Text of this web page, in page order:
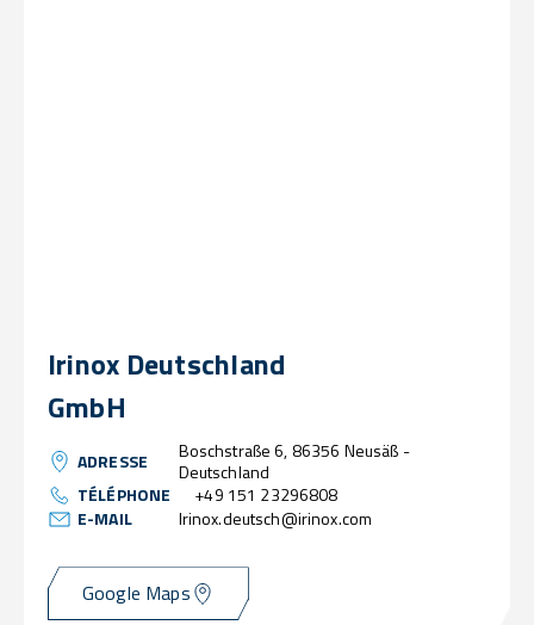
Irinox Deutschland
GmbH
ADRESSE
Boschstraße 6, 86356 Neusäß -
Deutschland
TÉLÉPHONE
+49 151 23296808
E-MAIL
Irinox.deutsch@irinox.com
Google Maps